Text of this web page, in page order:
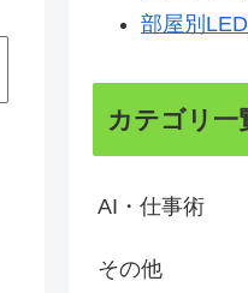
部屋別
カテゴリ一
AI・仕事術
その他